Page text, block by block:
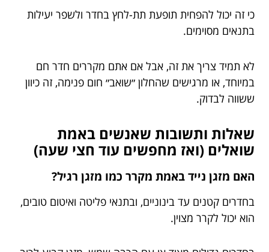
כי זה יכול להפחית תופעת תת-לחץ בחדר ולשפר יעילות
בתנאים מסוימים.
לא תמיד צריך את זה, אבל אם אתם מקררים חדר חם
במיוחד, או מרגישים שהחלון ״שואב״ חום פנימה, זה כיוון
ששווה לבדוק.
שאלות ותשובות שאנשים באמת
שואלים (ואז מחפשים עוד חצי שעה)
האם מזגן נייד באמת מקרר כמו מזגן רגיל?
בחדרים קטנים עד בינוניים, ובתנאי פליטה ואיטום טובים,
הוא יכול לקרר מצוין.